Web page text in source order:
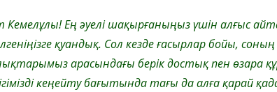
Ең әуелі шақырғаныңыз үшін алғыс
қуандық. Сол кезде ғасырлар бойы,
арасындағы берік достық пен өзара
кеңейту бағытында тағы да алға қарай